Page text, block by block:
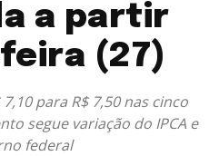
a partir
(27)
para R$ 7,50 nas cinco
segue variação do IPCA e
federal